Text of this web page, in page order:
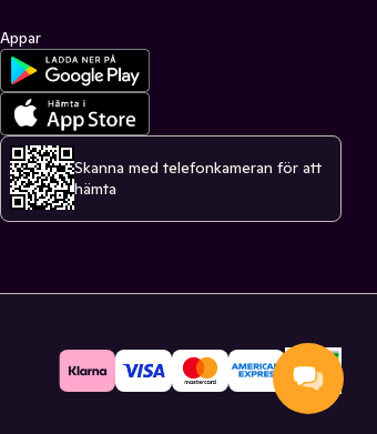
Appar
Skanna med telefonkameran för att
hämta